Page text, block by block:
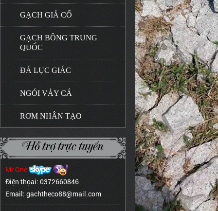
GẠCH GIẢ CỔ
GẠCH BÔNG TRUNG
QUỐC
ĐÁ LỤC GIÁC
NGÓI VẢY CÁ
RƠM NHÂN TẠO
Hỗ trợ trực tuyến
Mr One
Điện thọai: 0372660846
Email: gachtheco88@mail.com